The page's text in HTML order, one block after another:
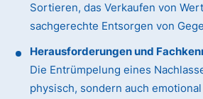
Sortieren, das Verkaufen von
sachgerechte Entsorgen von
Herausforderungen und
Die Entrümpelung eines
physisch, sondern auch